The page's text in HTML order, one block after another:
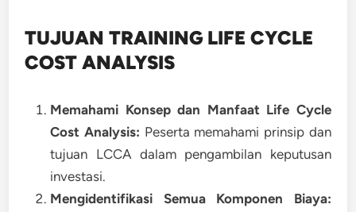
TUJUAN TRAINING LIFE CYCLE
COST ANALYSIS
Memahami Konsep dan Manfaat Life Cycle
Cost Analysis: Peserta memahami prinsip dan
tujuan LCCA dalam pengambilan keputusan
investasi.
Mengidentifikasi Semua Komponen Biaya: